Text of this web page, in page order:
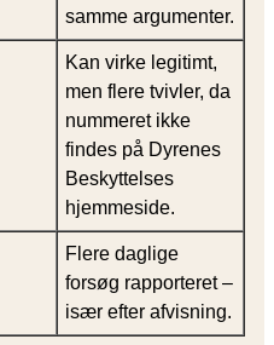
samme argumenter.
Kan virke legitimt,
men flere tvivler, da
nummeret ikke
findes på Dyrenes
Beskyttelses
hjemmeside.
Flere daglige
forsøg rapporteret –
især efter afvisning.